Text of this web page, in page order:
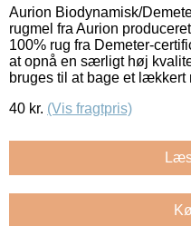
Aurion Biodynamisk/
rugmel fra Aurion
100% rug fra Demeter-
at opnå en særligt høj
bruges til at bage et lækkert
40 kr. (Vis fragtpris)